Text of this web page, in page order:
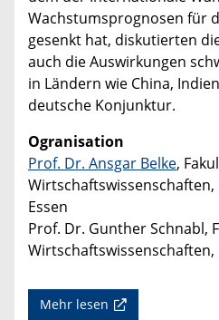
Wachstumsprognosen für
gesenkt hat, diskutierten
auch die Auswirkungen
in Ländern wie China,
deutsche Konjunktur.
Ogranisation
Prof. Dr. Ansgar Belke,
Essen
Prof. Dr. Gunther Schnabl,
Mehr lesen